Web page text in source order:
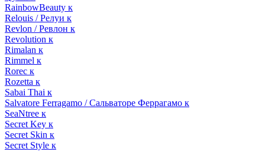
RainbowBeauty к
Relouis / Релуи к
Revlon / Ревлон к
Revolution к
Rimalan к
Rimmel к
Rorec к
Rozetta к
Sabai Thai к
Salvatore Ferragamo / Сальваторе Феррагамо к
SeaNtree к
Secret Key к
Secret Skin к
Secret Style к